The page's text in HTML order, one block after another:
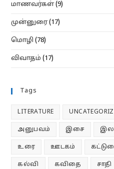
மாணவர்கள்(9)
முன்னுரை(17)
மொழி (78)
விவாதம் (17)
Tags
LITERATURE
அனுபவம் இசை
உரை ஊடகம்
கல்வி கவிதை சாதி